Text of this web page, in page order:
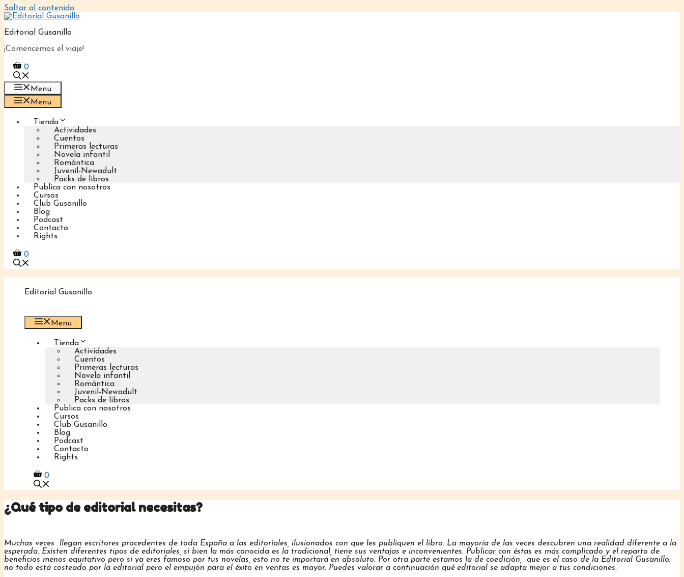
Saltar al contenido
Editorial Gusanillo
¡Comencemos el viaje!
0
Menu
Menu
Tienda
Actividades
Cuentos
Primeras lecturas
Novela infantil
Romántica
Juvenil-Newadult
Packs de libros
Publica con nosotros
Cursos
Club Gusanillo
Blog
Podcast
Contacto
Rights
0
Editorial Gusanillo
Menu
Tienda
Actividades
Cuentos
Primeras lecturas
Novela infantil
Romántica
Juvenil-Newadult
Packs de libros
Publica con nosotros
Cursos
Club Gusanillo
Blog
Podcast
Contacto
Rights
0
¿Qué tipo de editorial necesitas?
Muchas veces llegan escritores procedentes de toda España a las editoriales, ilusionados con que les publiquen el libro. La mayoría de las veces descubren una realidad diferente a la
esperada. Existen diferentes tipos de editoriales, si bien la más conocida es la tradicional, tiene sus ventajas e inconvenientes. Publicar con éstas es más complicado y el reparto de
beneficios menos equitativo pero si ya eres famoso por tus novelas, esto no te importará en absoluto. Por otra parte estamos la de coedición, que es el caso de la Editorial Gusanillo;
no todo está costeado por la editorial pero el empujón para el éxito en ventas es mayor. Puedes valorar a continuación qué editorial se adapta mejor a tus condiciones.